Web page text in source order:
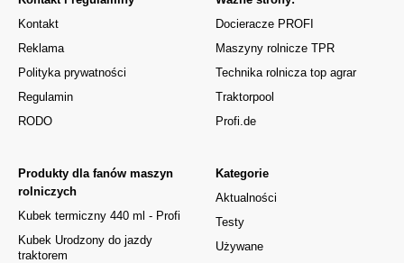
Kontakt
Reklama
Polityka prywatności
Regulamin
RODO
Kategorie
Aktualności
Testy
Używane
Produkty dla fanów maszyn
rolniczych
Kubek termiczny 440 ml - Profi
Kubek Urodzony do jazdy
traktorem
Docieracze PROFI
Maszyny rolnicze TPR
Technika rolnicza top agrar
Traktorpool
Profi.de